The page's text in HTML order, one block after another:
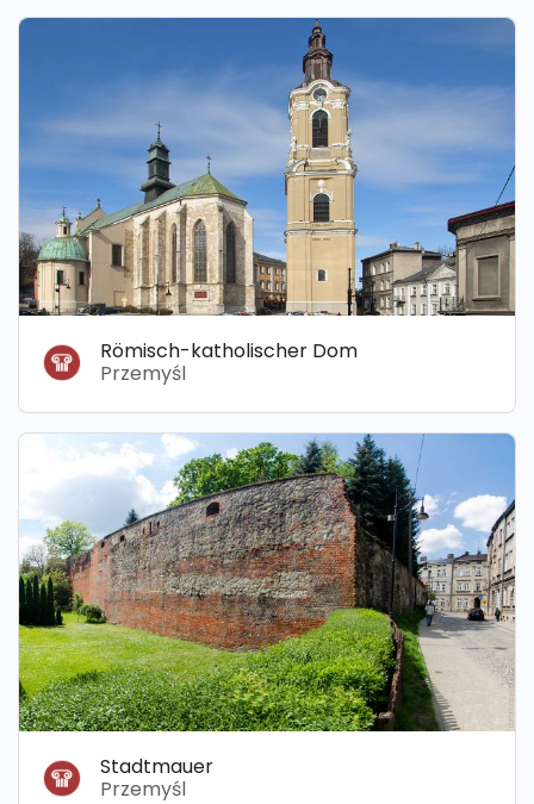
Römisch-katholischer Dom
Przemyśl
Stadtmauer
Przemyśl